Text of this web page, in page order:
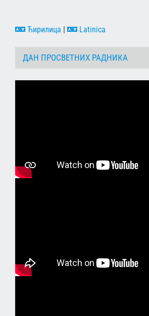
Ћирилица | Latinica
ДАН ПРОСВЕТНИХ РАДНИКА